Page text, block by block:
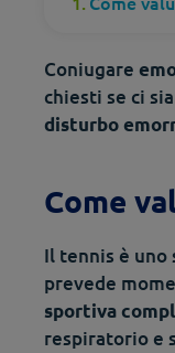
Coniugare
chiesti se ci
disturbo
Come
Il tennis è uno
prevede
sportiva
respiratorio e